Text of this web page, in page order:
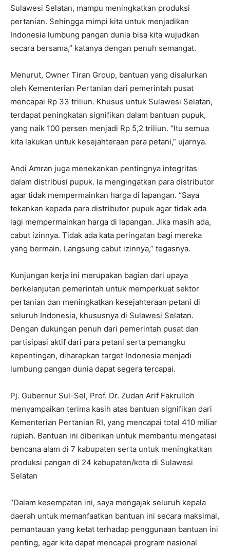
Sulawesi Selatan, mampu meningkatkan produksi
pertanian. Sehingga mimpi kita untuk menjadikan
Indonesia lumbung pangan dunia bisa kita wujudkan
secara bersama,” katanya dengan penuh semangat.
Menurut, Owner Tiran Group, bantuan yang disalurkan
oleh Kementerian Pertanian dari pemerintah pusat
mencapai Rp 33 triliun. Khusus untuk Sulawesi Selatan,
terdapat peningkatan signifikan dalam bantuan pupuk,
yang naik 100 persen menjadi Rp 5,2 triliun. “Itu semua
kita lakukan untuk kesejahteraan para petani,” ujarnya.
Andi Amran juga menekankan pentingnya integritas
dalam distribusi pupuk. Ia mengingatkan para distributor
agar tidak mempermainkan harga di lapangan. “Saya
tekankan kepada para distributor pupuk agar tidak ada
lagi mempermainkan harga di lapangan. Jika masih ada,
cabut izinnya. Tidak ada kata peringatan bagi mereka
yang bermain. Langsung cabut izinnya,” tegasnya.
Kunjungan kerja ini merupakan bagian dari upaya
berkelanjutan pemerintah untuk memperkuat sektor
pertanian dan meningkatkan kesejahteraan petani di
seluruh Indonesia, khususnya di Sulawesi Selatan.
Dengan dukungan penuh dari pemerintah pusat dan
partisipasi aktif dari para petani serta pemangku
kepentingan, diharapkan target Indonesia menjadi
lumbung pangan dunia dapat segera tercapai.
Pj. Gubernur Sul-Sel, Prof. Dr. Zudan Arif Fakrulloh
menyampaikan terima kasih atas bantuan signifikan dari
Kementerian Pertanian RI, yang mencapai total 410 miliar
rupiah. Bantuan ini diberikan untuk membantu mengatasi
bencana alam di 7 kabupaten serta untuk meningkatkan
produksi pangan di 24 kabupaten/kota di Sulawesi
Selatan
“Dalam kesempatan ini, saya mengajak seluruh kepala
daerah untuk memanfaatkan bantuan ini secara maksimal,
pemantauan yang ketat terhadap penggunaan bantuan ini
penting, agar kita dapat mencapai program nasional